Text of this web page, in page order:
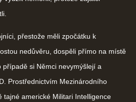
přestože měli zpočátku k
nedůvěru, dospěli přímo na místě
případě si Němci nevymýšlejí a
Prostřednictvím Mezinárodního
tajné americké Militari Intelligence